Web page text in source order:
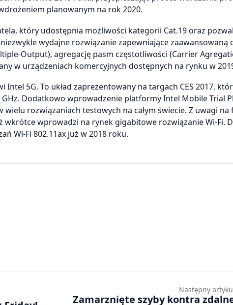
planowanym na rok 2020.
który udostępnia możliwości kategorii Cat.19 oraz
wydajne rozwiązanie zapewniające zaawansowaną
Output), agregację pasm częstotliwości (Carrier
w urządzeniach komercyjnych dostępnych na rynku w
5G. To układ zaprezentowany na targach CES 2017,
Dodatkowo wprowadzenie platformy Intel Mobile Trial
rozwiązaniach testowych na całym świecie. Z uwagi na
wkrótce wprowadzi na rynek gigabitowe rozwiązanie Wi-Fi.
Wi-Fi 802.11ax już w 2018 roku.
Następny
Zamarznięte szyby kontra